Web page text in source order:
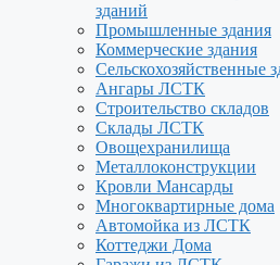
зданий
Промышленные здания
Коммерческие здания
Сельскохозяйственные
Ангары ЛСТК
Строительство складов
Склады ЛСТК
Овощехранилища
Металлоконструкции
Кровли Мансарды
Многоквартирные дома
Автомойка из ЛСТК
Коттеджи Дома